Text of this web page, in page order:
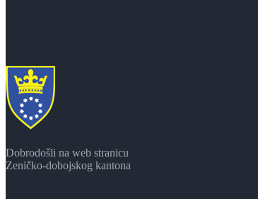
Dobrodošli na web stranicu
Zeničko-dobojskog kantona